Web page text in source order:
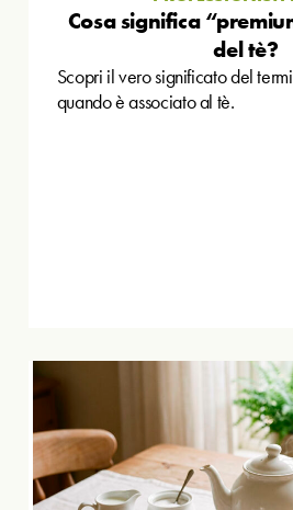
Cosa significa
del tè?
Scopri il vero significato del
quando è associato al tè.